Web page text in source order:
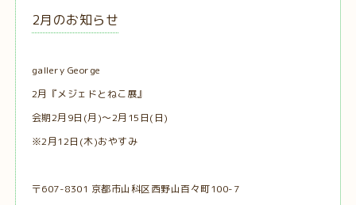
2月のお知らせ
gallery George
2月『メジェドとねこ展』
会期2月9日(月)〜2月15日(日)
※2月12日(木)おやすみ
〒607-8301 京都市山科区西野山百々町100-7